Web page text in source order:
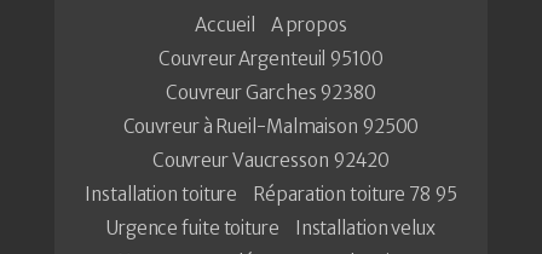
Accueil
A propos
Couvreur Argenteuil 95100
Couvreur Garches 92380
Couvreur à Rueil-Malmaison 92500
Couvreur Vaucresson 92420
Installation toiture
Réparation toiture 78 95
Urgence fuite toiture
Installation velux